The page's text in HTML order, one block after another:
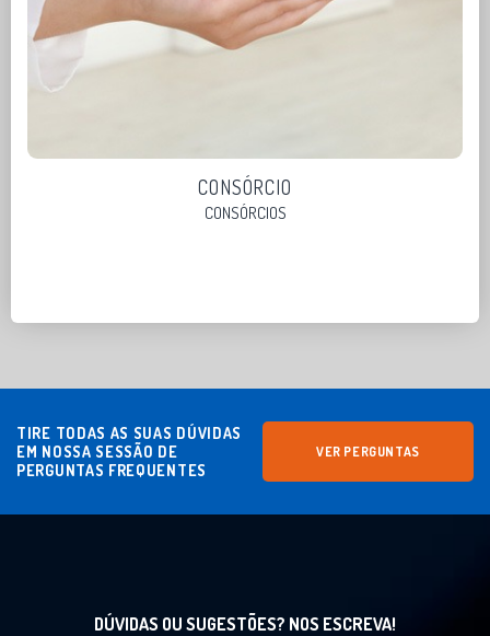
CONSÓRCIO
CONSÓRCIOS
TIRE TODAS AS SUAS DÚVIDAS
EM NOSSA SESSÃO DE
PERGUNTAS FREQUENTES
VER PERGUNTAS
DÚVIDAS OU SUGESTÕES? NOS ESCREVA!